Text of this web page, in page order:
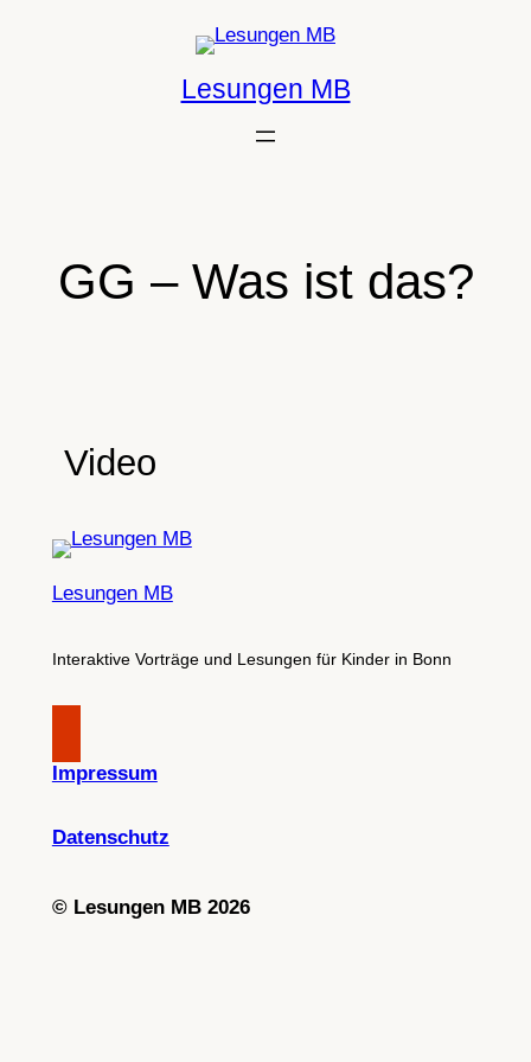
Lesungen MB
GG – Was ist das?
Video
Lesungen MB
Interaktive Vorträge und Lesungen für Kinder in Bonn
Impressum
Datenschutz
© Lesungen MB 2026